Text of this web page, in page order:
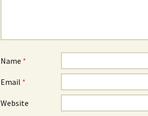
Name *
Email *
Website